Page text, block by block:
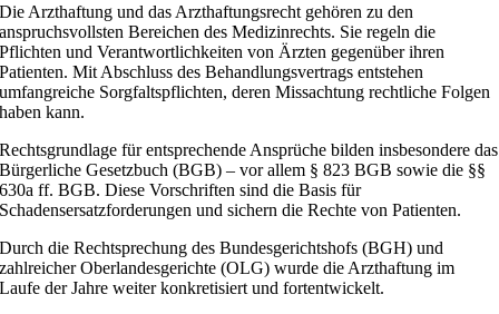
Die Arzthaftung und das Arzthaftungsrecht gehören zu den
anspruchsvollsten Bereichen des Medizinrechts. Sie regeln die
Pflichten und Verantwortlichkeiten von Ärzten gegenüber ihren
Patienten. Mit Abschluss des Behandlungsvertrags entstehen
umfangreiche Sorgfaltspflichten, deren Missachtung rechtliche Folgen
haben kann.
Rechtsgrundlage für entsprechende Ansprüche bilden insbesondere das
Bürgerliche Gesetzbuch (BGB) – vor allem § 823 BGB sowie die §§
630a ff. BGB. Diese Vorschriften sind die Basis für
Schadensersatzforderungen und sichern die Rechte von Patienten.
Durch die Rechtsprechung des Bundesgerichtshofs (BGH) und
zahlreicher Oberlandesgerichte (OLG) wurde die Arzthaftung im
Laufe der Jahre weiter konkretisiert und fortentwickelt.